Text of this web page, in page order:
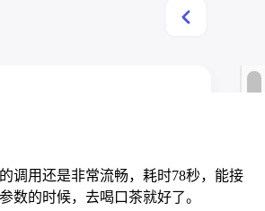
调用还是非常流畅，耗时78秒，能接
数的时候，去喝口茶就好了。